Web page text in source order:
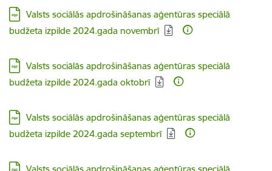
Lejupielādēt:
Valsts sociālās apdrošināšanas aģentūras speciālā
budžeta izpilde 2024.gada novembrī
Lejupielādēt:
Valsts sociālās apdrošināšanas aģentūras speciālā
budžeta izpilde 2024.gada oktobrī
Lejupielādēt:
Valsts sociālās apdrošināšanas aģentūras speciālā
budžeta izpilde 2024.gada septembrī
Lejupielādēt: